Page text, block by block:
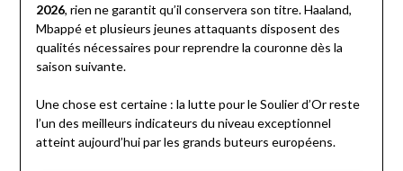
2026, rien ne garantit qu’il conservera son titre. Haaland,
Mbappé et plusieurs jeunes attaquants disposent des
qualités nécessaires pour reprendre la couronne dès la
saison suivante.
Une chose est certaine : la lutte pour le Soulier d’Or reste
l’un des meilleurs indicateurs du niveau exceptionnel
atteint aujourd’hui par les grands buteurs européens.